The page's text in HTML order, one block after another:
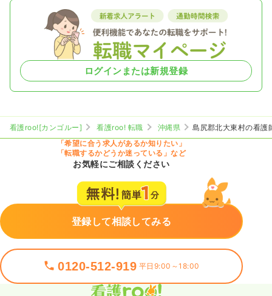
ログインまたは新規登録
看護roo![カンゴルー] 看護roo! 転職 沖縄県
島尻郡北大東村の看護
「希望に合う求人があるか知りたい」
「転職するかどうか迷っている」など
お気軽にご相談ください
登録して相談してみる
0120-512-919 平日9:00～18:00